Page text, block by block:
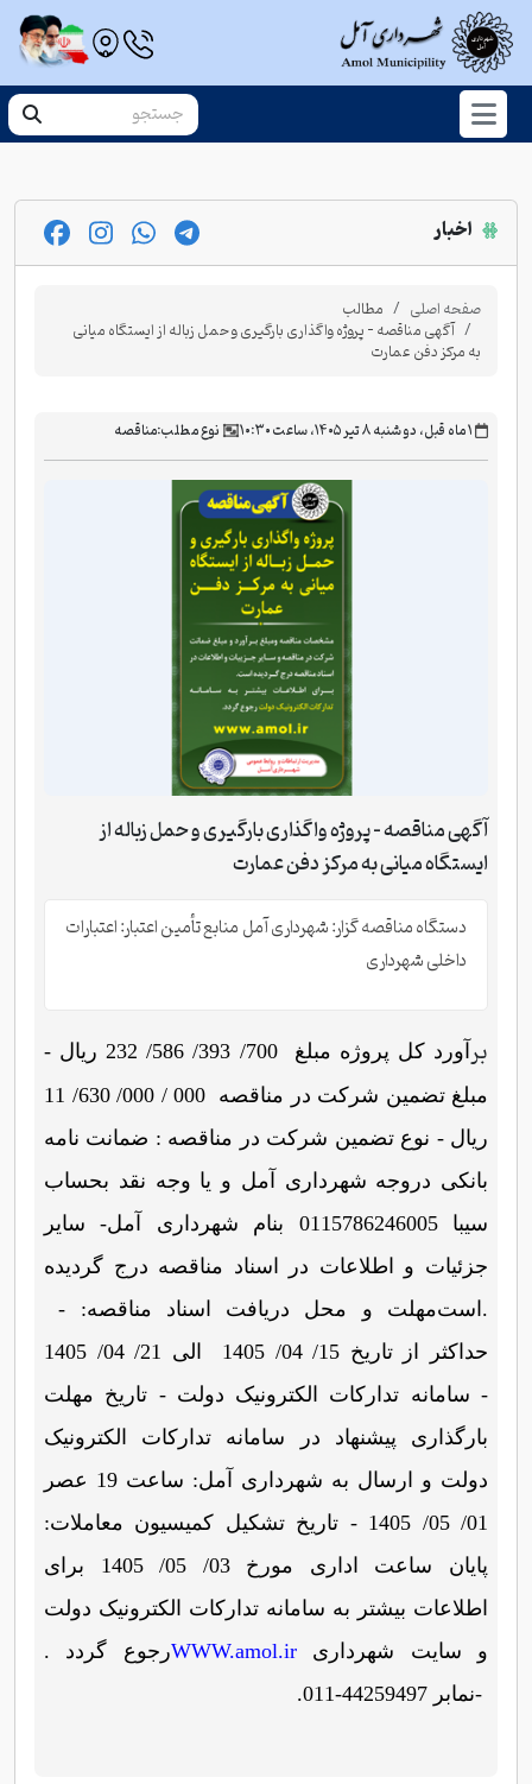
اخبار
صفحه اصلی مطالب
آگهی مناقصه - پروژه واگذاری بارگیری و حمل زباله از ایستگاه میانی
به مرکز دفن عمارت
‫۱ ماه قبل، دو شنبه ۸ تیر ۱۴۰۵، ساعت ۱۰:۳۰ نوع مطلب:مناقصه
آگهی مناقصه - پروژه واگذاری بارگیری و حمل زباله از
ایستگاه میانی به مرکز دفن عمارت
دستگاه مناقصه گزار: شهرداری آمل منابع تأمین اعتبار: اعتبارات
داخلی شهرداری
بر
آورد کل پروژه مبلغ 700/ 393/ 586/ 232 ریال -
مبلغ تضمین شرکت در مناقصه 000 / 000/ 630/ 11
ریال - نوع تضمین شرکت در مناقصه : ضمانت نامه
بانکی دروجه شهرداری آمل و یا وجه نقد بحساب
سیبا 0115786246005 بنام شهرداری آمل- سایر
جزئیات و اطلاعات در اسناد مناقصه درج گردیده
است.
- مهلت و محل دریافت اسناد مناقصه:
حداکثر از تاریخ 15/ 04/ 1405 الی 21/ 04/ 1405
- سامانه تدارکات الکترونیک دولت - تاریخ مهلت
بارگذاری پیشنهاد در سامانه تدارکات الکترونیک
دولت و ارسال به شهرداری آمل: ساعت 19 عصر
01/ 05/ 1405 - تاریخ تشکیل کمیسیون معاملات:
پایان ساعت اداری مورخ 03/ 05/ 1405
برای
اطلاعات بیشتر به سامانه تدارکات الکترونیک دولت
و سایت شهرداری
WWW.amol.irرجوع گردد
.
-نمابر 44259497-011 .